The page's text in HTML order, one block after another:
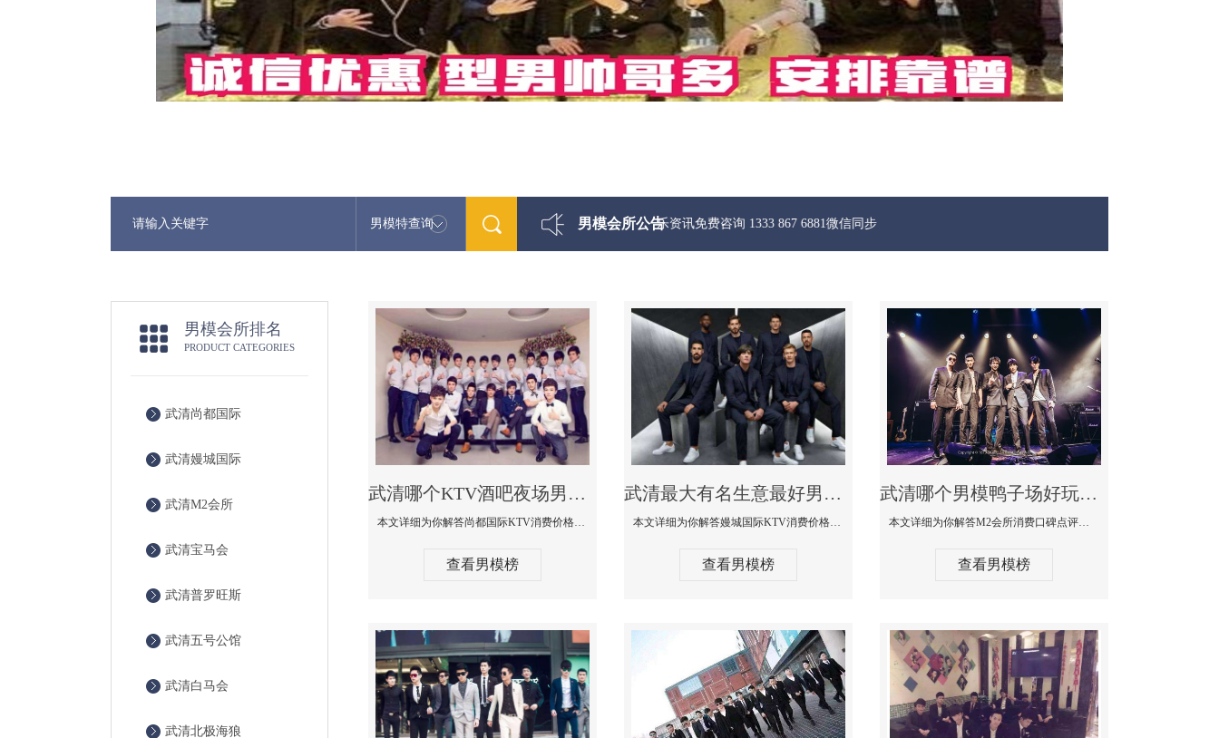
男模特查询 男模会所公告
最新男模娱乐资讯免费咨询 1333 867 6881微信同步
男模会所排名
PRODUCT CATEGORIES
武清尚都国际
武清嫚城国际
武清M2会所
武清宝马会
武清普罗旺斯
武清五号公馆
武清白马会
武清北极海狼
武清哪个KTV酒吧夜场男模公关型男最帅-尚都国际KTV消费价格点评
本文详细为你解答尚都国际KTV消费价格点评，更多关于哪个KTV酒吧夜场男模公关型男最帅免费咨询1333 867 6881微信同步
查看男模榜
武清最大有名生意最好男模少爷场KTV体验-嫚城国际KTV消费价格点评
本文详细为你解答嫚城国际KTV消费价格口碑点评，更多关于最大有名生意最好男模少爷场KTV体验免费咨询1333 867 6881微信同步！
查看男模榜
武清哪个男模鸭子场好玩陪酒服务好-M2会所KTV消费口碑点评
本文详细为你解答M2会所消费口碑点评，更多关于哪个男模鸭子场好玩陪酒服务好免费咨询1333 867 6881微信同步！
查看男模榜